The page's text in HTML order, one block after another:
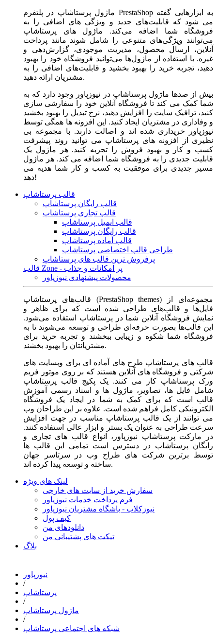
ماژول‌ پرستاشاپ در پلتفرم PrestaShop به ابزارهایی گفته
می شود که قابلیت‌های جدید و ویژگی های اضافی را به
فروشگاه شما اضافه می‌کند. ماژول های پرستاشاپ
می‌توانند ویژگی‌های متنوعی را شامل شوند مانند پرداخت
آنلاین، ارسال محصول، مدیریت موجودی، گزارش‌دهی و
غیره. با استفاده از ماژول‌ها می‌توانید فروشگاه خود را بهبود
دهید، تجربه خرید را بهبود بخشید و قابلیت‌های اضافی را به
مشتریان ارائه دهید.
بیش از صدها ماژول پرستاشاپ در نیوزپاور وجود دارد که به
شما کمک می کند تا فروشگاه آنلاین خود را سفارشی سازی
کنید، ترافیک سایت را افزایش دهید، نرخ تبدیل را بهبود بخشید
و وفاداری در مشتریان ایجاد کنید. این افزونه ها همگی توسط
نیوزپاور خریداری شده اند و اصالت دارند. با مجموعه بی
نظیری از افزونه های پرستاشاپ می توانید روند پیشرفت
کسب و کار و بهبود فروش را تجربه کنید. هر ماژول یک
قابلیت جدیدی را به فروشگاه شما اضافه می کند. هر ماژول
مسیر جدیدی برای موفقیت به کسب و کار شما هدیه می
دهد!
قالب پرستاشاپ
قالب رایگان پرستاشاپ
قالب تجاری پرستاشاپ
قالب ایمیل پرستاشاپ
قالب رایگان پرستاشاپ
قالب آماده پرستاشاپ
طراحی قالب اختصاصی پرستاشاپ
پرفروش ترین قالب های پرستاشاپ
قالب Zone - پر امکانات و جذاب
محصولات پیشنهادی نیوزپاور
قالب‌های پرستاشاپ (PrestaShop themes) مجموعه‌ای از
فایل‌ها و قالب‌های طراحی شده است که برای ظاهر و
نمایش فروشگاه آنلاین شما در پرستاشاپ استفاده می‌شود.
این قالب‌ها بصورت حرفه‌ای طراحی و توسعه می‌شوند تا به
فروشگاه شما شکوه و زیبایی ببخشند و تجربه خرید برای
مشتریانتان را بهبود بخشند.
قالب های پرستاشاپ طرح های آماده ای برای وبسایت های
شرکتی و فروشگاه های آنلاین هستند که بر روی موتور فریم
ورک پرستاشاپ کار می کنند. یک پکیج قالب پرستاشاپ
شامل فایل ها، تصاویر، ماژول ها و اسناد رسمی آموزش
قالب است که برای کمک به شما در ایجاد یک فروشگاه
الکترونیکی کامل فراهم شده است. علاوه بر این طراحان وب
می توانند از یک قالب پرستاشاپ مناسب در جهت افزایش
سرعت طراحی به عنوان یک بستر و ابزار عالی استفاده کنند.
در مارکت پرستاشاپ نیوزپاور، انواع قالب های تجاری و
رایگان پرستاشاپ در دسترس است تمامی این قالب ها
توسط برترین شرکت های طراح وب در سرتاسر جهان
ساخته و توسعه پیدا کرده اند.
لینک های ویژه
سفارش خرید از سایت های خارجی
فرم پرداخت خدمات نیوزپاور
نیوزکلاب - باشگاه مشتریان نیوزپاور
کیف پول
دانلودهای من
تیکت های پشتیبانی من
بلاگ
نیوزپاور
/
پرستاشاپ
/
ماژول پرستاشاپ
/
شبکه های اجتماعی پرستاشاپ